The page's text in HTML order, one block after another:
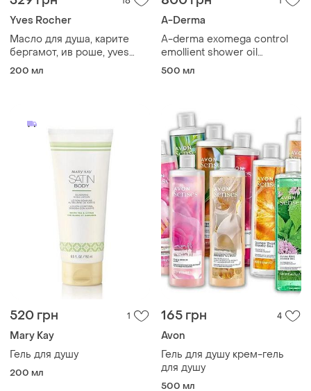
Yves Rocher
Масло для душа, карите
бергамот, ив роше, yves
rocher, для сухой кожи
200 мл
A-Derma
A-derma exomega control
emollient shower oil
увлажняющая маселка для
500 мл
520 грн 1
Mary Kay
Гель для душу
200 мл
165 грн 4
Avon
Гель для душу крем-гель
для душу
500 мл